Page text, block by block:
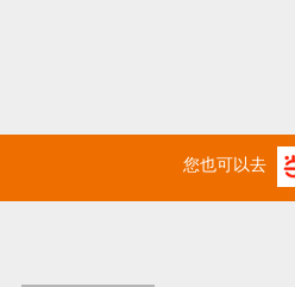
您也可以去